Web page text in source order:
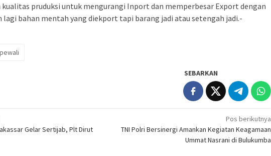
pruduksi untuk mengurangi Inport dan memperbesar Export dengan
lagi bahan mentah yang diekport tapi barang jadi atau setengah jadi.-
SEBARKAN
Gelar Sertijab, Plt Dirut
Pos berikutnya
TNI Polri Bersinergi Amankan Kegiatan Keagamaan
Ummat Nasrani di Bulukumba